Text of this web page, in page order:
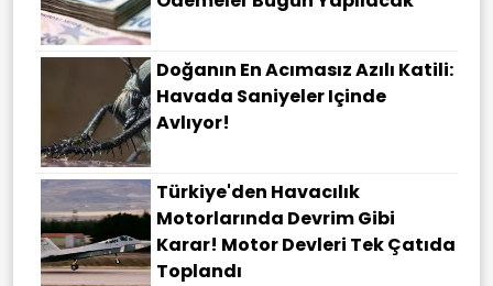
Doğanın En Acımasız Azılı Katili:
Havada Saniyeler Içinde
Avlıyor!
Türkiye'den Havacılık
Motorlarında Devrim Gibi
Karar! Motor Devleri Tek Çatıda
Toplandı